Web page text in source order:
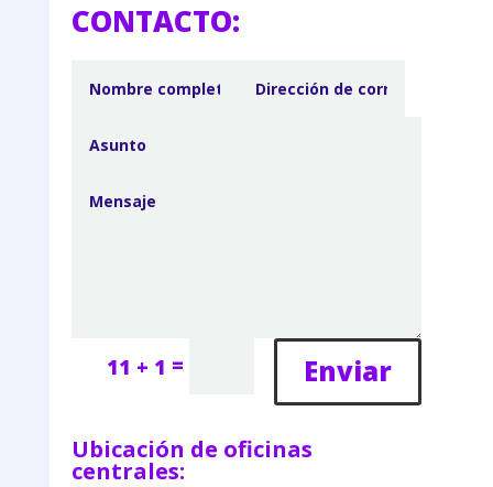
CONTACTO:
11 + 1 = Enviar
Ubicación de oficinas
centrales: